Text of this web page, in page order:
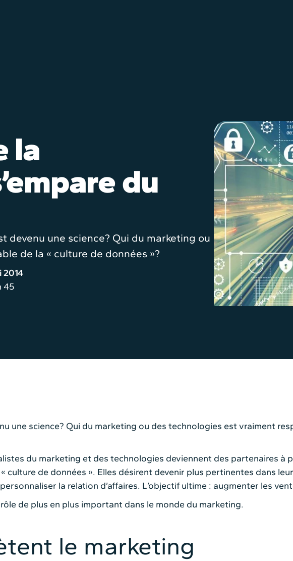
la
du
devenu une science? Qui du marketing ou
de la « culture de données »?
2014
45
une science? Qui du marketing ou des technologies est vraiment
du marketing et des technologies deviennent des partenaires à
culture de données ». Elles désirent devenir plus pertinentes dans
la relation d’affaires. L’objectif ultime : augmenter les
de plus en plus important dans le monde du marketing.
le marketing